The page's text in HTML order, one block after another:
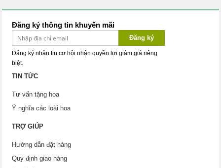
Đăng ký thông tin khuyến mãi
Đăng ký
Đăng ký nhận tin cơ hội nhận quyền lợi giảm giá riêng
biệt.
TIN TỨC
Tư vấn tặng hoa
Ý nghĩa các loài hoa
TRỢ GIÚP
Hướng dẫn đặt hàng
Quy định giao hàng